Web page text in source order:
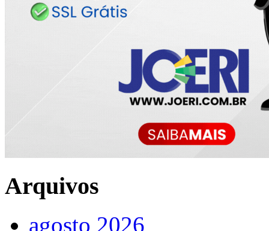
Arquivos
agosto 2026